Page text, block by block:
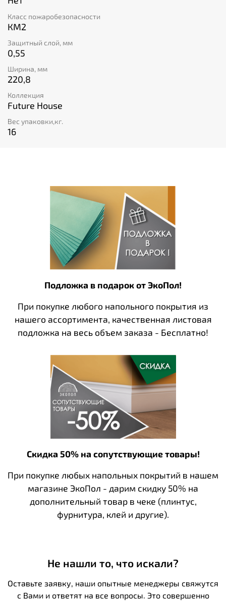
Класс пожаробезопасности
КМ2
Защитный слой, мм
0,55
Ширина, мм
220,8
Коллекция
Future House
Вес упаковки,кг.
16
Подложка в подарок от ЭкоПол!
При покупке любого напольного покрытия из
нашего ассортимента, качественная листовая
подложка на весь объем заказа - Бесплатно!
Скидка 50% на сопутствующие товары!
При покупке любых напольных покрытий в нашем
магазине ЭкоПол - дарим скидку 50% на
дополнительный товар в чеке (плинтус,
фурнитура, клей и другие).
Не нашли то, что искали?
Оставьте заявку, наши опытные менеджеры свяжутся
с Вами и ответят на все вопросы. Это совершенно